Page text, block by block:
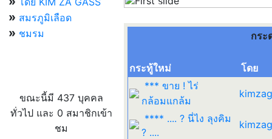
» สมรภูมิเลือด
» ชมรม
ขณะนี้มี 437 บุคคล
ทั่วไป และ 0 สมาชิกเข้า
ชม
Previous
กระ
กระทู้ใหม่
โดย
*** ขาย ! ไร่
กล้อมแกล้ม
**** .... ? นี่ไง ลุงคิม
? ....